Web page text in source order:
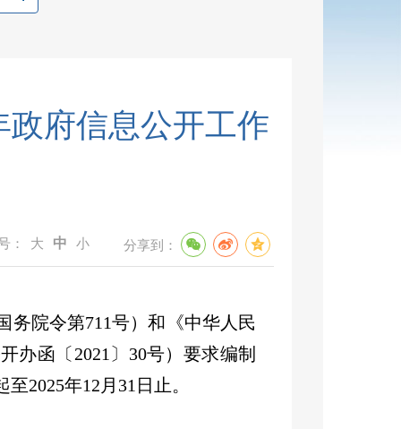
府信息公开工作
： 大 中 小 分享到：
务院令第711号）和《中华人民
办函〔 2021 〕 30号）要求编制
至2025年12 月 31 日止。